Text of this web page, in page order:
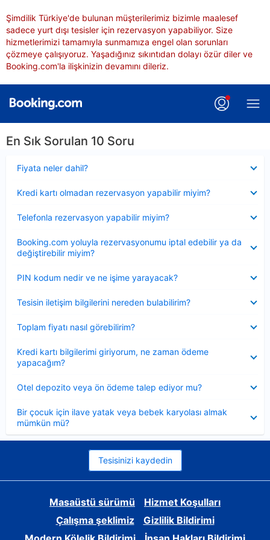
Şimdilik Türkiye'de bulunan müşterilerimiz bizimle maalesef
sadece yurt dışı tesisler için rezervasyon yapabiliyor. Size
hizmetlerimizi tamamıyla sunmamıza engel olan sorunları
çözmeye çalışıyoruz. Yaşadığınız sıkıntıdan dolayı özür diler ve
Booking.com'la ilişkinizin devamını dileriz.
En Sık Sorulan 10 Soru
Fiyata neler dahil?
Kredi kartı olmadan rezervasyon yapabilir miyim?
Telefonla rezervasyon yapabilir miyim?
Booking.com yoluyla rezervasyonumu iptal edebilir ya da
değiştirebilir miyim?
PIN kodum nedir ve ne işime yarayacak?
Tesisin iletişim bilgilerini nereden bulabilirim?
Toplam fiyatı nasıl görebilirim?
Kredi kartı bilgilerimi giriyorum, ne zaman ödeme
yapacağım?
Otel depozito veya ön ödeme talep ediyor mu?
Bir çocuk için ilave yatak veya bebek karyolası almak
mümkün mü?
Tesisinizi kaydedin
Masaüstü sürümü
Hizmet Koşulları
Çalışma şeklimiz
Gizlilik Bildirimi